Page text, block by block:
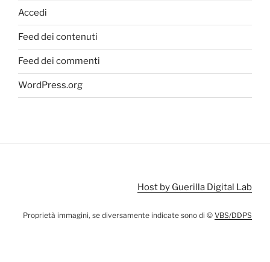
Accedi
Feed dei contenuti
Feed dei commenti
WordPress.org
Host by Guerilla Digital Lab
Proprietà immagini, se diversamente indicate sono di © VBS/DDPS